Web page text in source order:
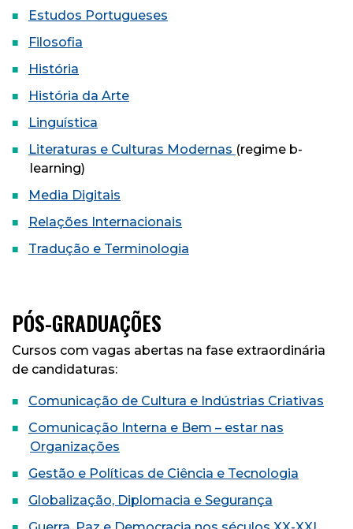
Estudos Portugueses
Filosofia
História
História da Arte
Linguística
Literaturas e Culturas Modernas (regime b-
learning)
Media Digitais
Relações Internacionais
Tradução e Terminologia
PÓS-GRADUAÇÕES
Cursos com vagas abertas na fase extraordinária
de candidaturas:
Comunicação de Cultura e Indústrias Criativas
Comunicação Interna e Bem – estar nas
Organizações
Gestão e Políticas de Ciência e Tecnologia
Globalização, Diplomacia e Segurança